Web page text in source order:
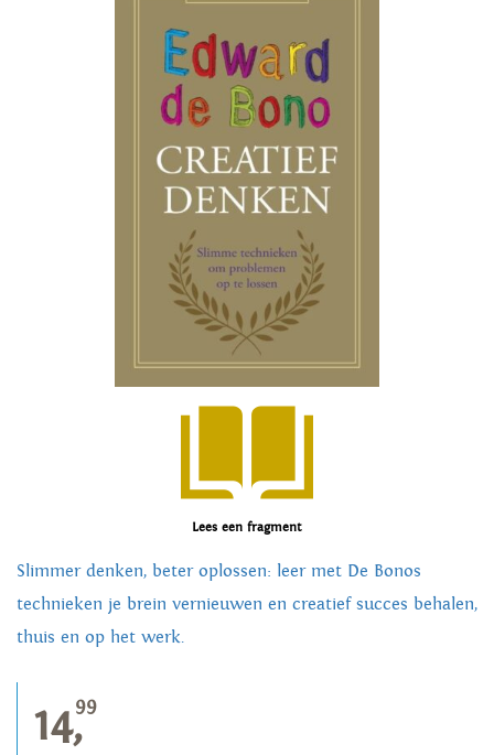
Lees een fragment
Slimmer denken, beter oplossen: leer met De Bonos
technieken je brein vernieuwen en creatief succes behalen,
thuis en op het werk.
14,99